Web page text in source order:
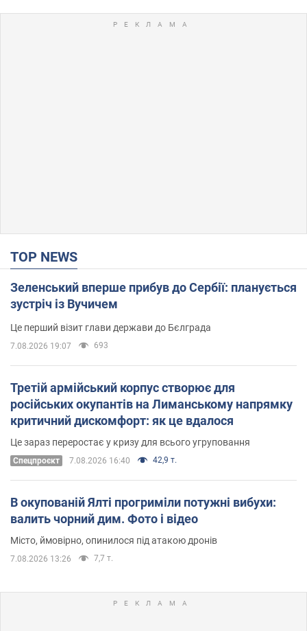
TOP NEWS
Зеленський вперше прибув до Сербії: планується
зустріч із Вучичем
Це перший візит глави держави до Бєлграда
7.08.2026 19:07 693
Третій армійський корпус створює для
російських окупантів на Лиманському напрямку
критичний дискомфорт: як це вдалося
Це зараз переростає у кризу для всього угруповання
Cпецпроєкт 7.08.2026 16:40 42,9 т.
В окупованій Ялті прогриміли потужні вибухи:
валить чорний дим. Фото і відео
Місто, ймовірно, опинилося під атакою дронів
7.08.2026 13:26 7,7 т.